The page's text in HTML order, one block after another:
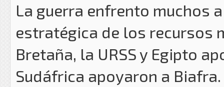
La guerra enfrento muchos
estratégica de los recursos
Bretaña, la URSS y Egipto
Sudáfrica apoyaron a Biafra.